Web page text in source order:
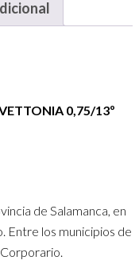
0,75/13º
de Salamanca, en
Entre los municipios de